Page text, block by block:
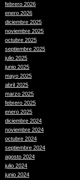
febrero 2026
enero 2026
diciembre 2025
noviembre 2025
octubre 2025
septiembre 2025
julio 2025
junio 2025
mayo 2025
abril 2025
marzo 2025
febrero 2025
enero 2025
diciembre 2024
noviembre 2024
octubre 2024
septiembre 2024
agosto 2024
julio 2024
junio 2024